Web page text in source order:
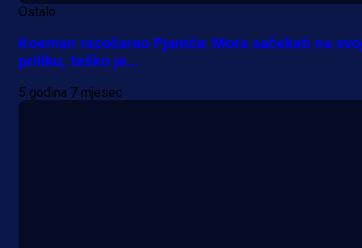
Ostalo
Koeman razočarao Pjanića: Mora sačekati na
priliku, teško je...
5 godina 7 mjesec